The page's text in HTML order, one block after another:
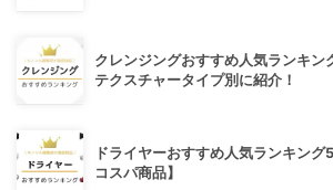
クレンジングおすすめ人気ランキン
テクスチャータイプ別に紹介！
ドライヤーおすすめ人気ランキング
コスパ商品】